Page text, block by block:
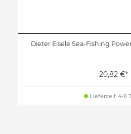
Dieter Eisele Sea-Fishing
20,82 €*
Lieferzeit 4-6